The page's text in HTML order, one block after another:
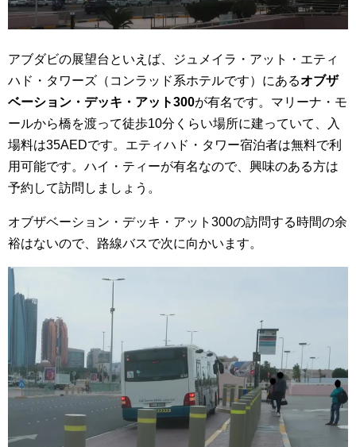
アブダビの展望台といえば、ジュメイラ・アット・エティ
ハド・タワーズ（コンラッド系ホテルです）にあるオブザ
ベーション・デッキ・アット300が有名です。マリーナ・モ
ールから橋を渡って徒歩10分くらい場所に建っていて、入
場料は35AEDです。エティハド・タワー宿泊者は無料で利
用可能です。ハイ・ティーが有名なので、興味のある方は
予約して訪問しましょう。
オブザベーション・デッキ・アット300の訪問する時間の余
裕はないので、路線バスで次に向かいます。